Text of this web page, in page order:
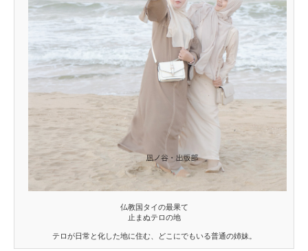
仏教国タイの最果て
止まぬテロの地
テロが日常と化した地に住む、どこにでもいる普通の姉妹。